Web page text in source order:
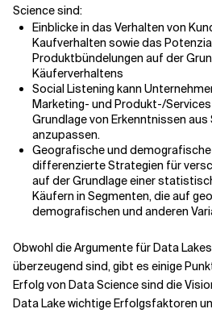
Science sind:
Einblicke in das Verhalten von
Kaufverhalten sowie das
Produktbündelungen auf der
Käuferverhaltens
Social Listening kann
Marketing- und Produkt-/
Grundlage von Erkenntnissen
anzupassen.
Geografische und
differenzierte Strategien für
auf der Grundlage einer
Käufern in Segmenten, die auf
demografischen und anderen
Obwohl die Argumente für Data
überzeugend sind, gibt es einige
Erfolg von Data Science sind die
Data Lake wichtige Erfolgsfaktoren